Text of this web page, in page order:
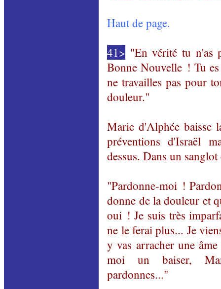
Haut de page.
41> "En vérité tu n'as
Bonne Nouvelle ! Tu
ne travailles pas pour
douleur."
Marie d'Alphée baisse
préventions d'Israël
dessus. Dans un
"Pardonne-moi !
donne de la douleur et
oui ! Je suis très
ne le ferai plus... Je
y vas arracher une
moi un baiser,
pardonnes..."